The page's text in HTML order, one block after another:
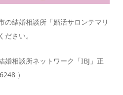
の結婚相談所「婚活サロンテマリ
さい。
婚相談所ネットワーク「IBJ」正
）